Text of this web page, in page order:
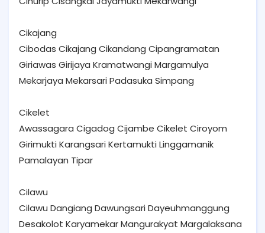
Cikajang
Cibodas Cikajang Cikandang Cipangramatan
Giriawas Girijaya Kramatwangi Margamulya
Mekarjaya Mekarsari Padasuka Simpang
Cikelet
Awassagara Cigadog Cijambe Cikelet Ciroyom
Girimukti Karangsari Kertamukti Linggamanik
Pamalayan Tipar
Cilawu
Cilawu Dangiang Dawungsari Dayeuhmanggung
Desakolot Karyamekar Mangurakyat Margalaksana